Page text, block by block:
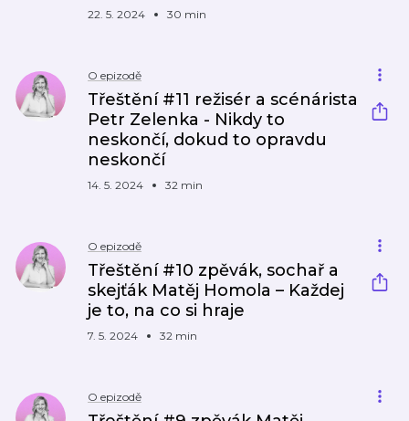
22. 5. 2024 30 min
O epizodě
Třeštění #11 režisér a scénárista
Petr Zelenka - Nikdy to
neskončí, dokud to opravdu
neskončí
14. 5. 2024 32 min
O epizodě
Třeštění #10 zpěvák, sochař a
skejťák Matěj Homola – Každej
je to, na co si hraje
7. 5. 2024 32 min
O epizodě